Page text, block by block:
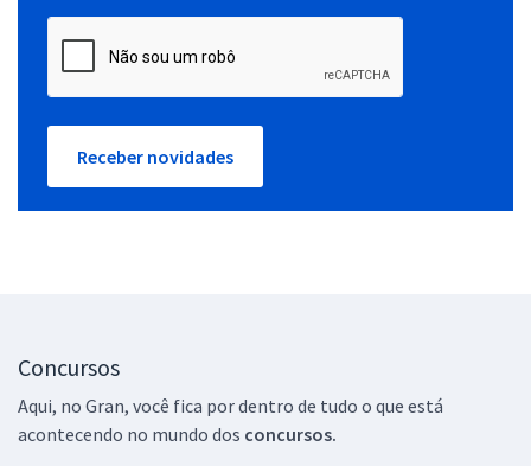
Receber novidades
Concursos
Aqui, no Gran, você fica por dentro de tudo o que está
acontecendo no mundo dos concursos.